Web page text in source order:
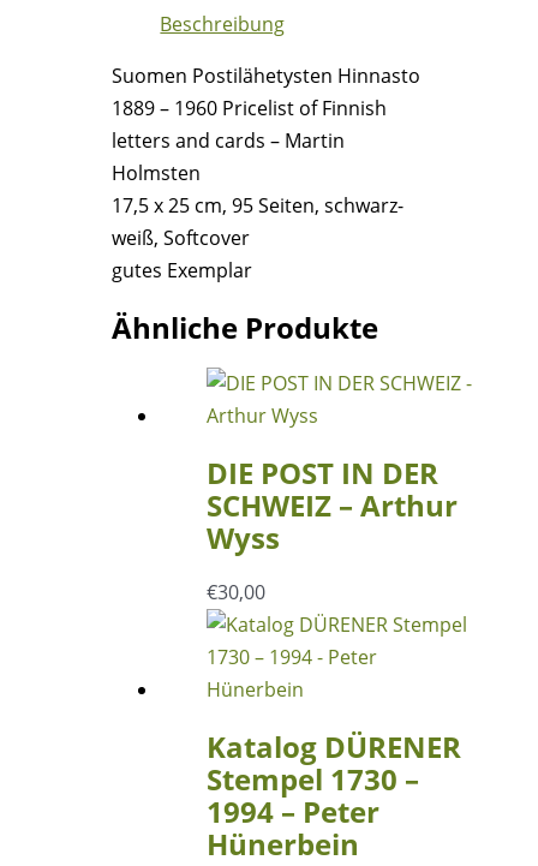
of
Finnish
letters
and
cards
-
Martin
Holmsten
Menge
Beschreibung
Suomen Postilähetysten Hinnasto
1889 – 1960 Pricelist of Finnish
letters and cards – Martin
Holmsten
17,5 x 25 cm, 95 Seiten, schwarz-
weiß, Softcover
gutes Exemplar
Ähnliche Produkte
DIE POST IN DER
SCHWEIZ – Arthur
Wyss
€30,00
Katalog DÜRENER
Stempel 1730 –
1994 – Peter
Hünerbein